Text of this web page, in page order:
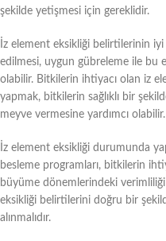
şekilde yetişmesi için gereklidir.
İz element eksikliği belirtilerinin
edilmesi, uygun gübreleme ile bu
olabilir. Bitkilerin ihtiyacı olan iz
yapmak, bitkilerin sağlıklı bir
meyve vermesine yardımcı olabilir.
İz element eksikliği durumunda
besleme programları, bitkilerin
büyüme dönemlerindeki
eksikliği belirtilerini doğru bir
alınmalıdır.